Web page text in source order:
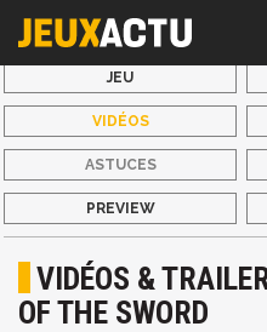
JEU
VIDÉOS
ASTUCES
PREVIEW
VIDÉOS &
OF THE SWORD